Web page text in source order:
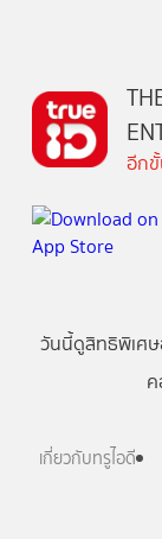
อีก
วันนี้ดูสิทธิพิเศษ
เกี่ยวกับทรูไอดี